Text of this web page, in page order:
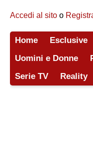
Accedi al sito o
Home Esclusive
Uomini e Donne
Serie TV
Reality